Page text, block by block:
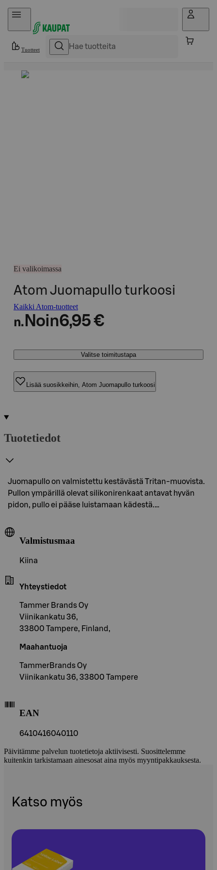
Hyppää sisältöön
Tuotteet
Ei valikoimassa
Atom Juomapullo turkoosi
Kaikki Atom-tuotteet
n. Noin6,95 €
Valitse toimitustapa
Lisää suosikkeihin, Atom Juomapullo turkoosi
Tuotetiedot
Juomapullo on valmistettu kestävästä Tritan-muovista.
Pullon ympärillä olevat silikonirenkaat antavat hyvän
pidon, pullo ei pääse luistamaan kädestä.…
Valmistusmaa
Kiina
Yhteystiedot
Tammer Brands Oy
Viinikankatu 36,
33800 Tampere, Finland,
Maahantuoja
TammerBrands Oy
Viinikankatu 36, 33800 Tampere
EAN
6410416040110
Päivitämme palvelun tuotetietoja aktiivisesti. Suosittelemme
kuitenkin tarkistamaan ainesosat aina myös myyntipakkauksesta.
Katso myös